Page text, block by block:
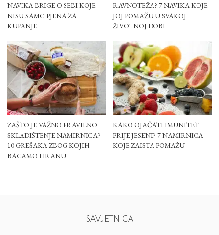
NAVIKA BRIGE O SEBI KOJE
NISU SAMO PJENA ZA
KUPANJE
RAVNOTEŽA? 7 NAVIKA KOJE
JOJ POMAŽU U SVAKOJ
ŽIVOTNOJ DOBI
ZAŠTO JE VAŽNO PRAVILNO
SKLADIŠTENJE NAMIRNICA?
10 GREŠAKA ZBOG KOJIH
BACAMO HRANU
KAKO OJAČATI IMUNITET
PRIJE JESENI? 7 NAMIRNICA
KOJE ZAISTA POMAŽU
SAVJETNICA